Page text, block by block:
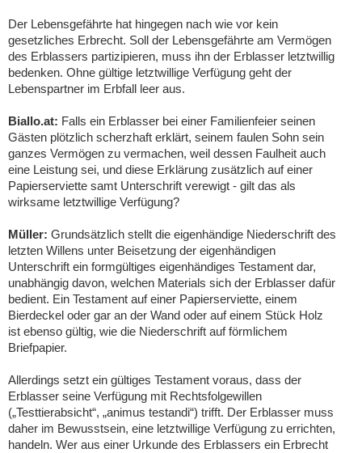
Der Lebensgefährte hat hingegen nach wie vor kein
gesetzliches Erbrecht. Soll der Lebensgefährte am Vermögen
des Erblassers partizipieren, muss ihn der Erblasser letztwillig
bedenken. Ohne gültige letztwillige Verfügung geht der
Lebenspartner im Erbfall leer aus.
Biallo.at: Falls ein Erblasser bei einer Familienfeier seinen
Gästen plötzlich scherzhaft erklärt, seinem faulen Sohn sein
ganzes Vermögen zu vermachen, weil dessen Faulheit auch
eine Leistung sei, und diese Erklärung zusätzlich auf einer
Papierserviette samt Unterschrift verewigt - gilt das als
wirksame letztwillige Verfügung?
Müller: Grundsätzlich stellt die eigenhändige Niederschrift des
letzten Willens unter Beisetzung der eigenhändigen
Unterschrift ein formgültiges eigenhändiges Testament dar,
unabhängig davon, welchen Materials sich der Erblasser dafür
bedient. Ein Testament auf einer Papierserviette, einem
Bierdeckel oder gar an der Wand oder auf einem Stück Holz
ist ebenso gültig, wie die Niederschrift auf förmlichem
Briefpapier.
Allerdings setzt ein gültiges Testament voraus, dass der
Erblasser seine Verfügung mit Rechtsfolgewillen
(„Testtierabsicht“, „animus testandi“) trifft. Der Erblasser muss
daher im Bewusstsein, eine letztwillige Verfügung zu errichten,
handeln. Wer aus einer Urkunde des Erblassers ein Erbrecht